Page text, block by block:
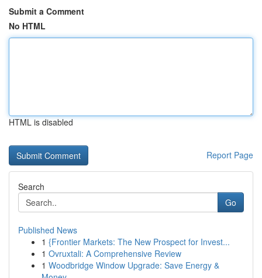
Submit a Comment
No HTML
HTML is disabled
Report Page
Search
Go
Published News
1 {Frontier Markets: The New Prospect for Invest...
1 Ovruxtali: A Comprehensive Review
1 Woodbridge Window Upgrade: Save Energy &